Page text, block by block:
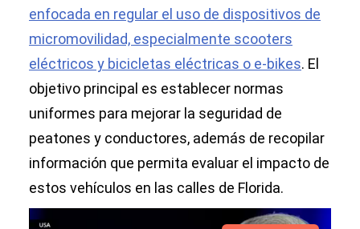
enfocada en regular el uso de dispositivos de
micromovilidad, especialmente scooters
eléctricos y bicicletas eléctricas o e-bikes. El
objetivo principal es establecer normas
uniformes para mejorar la seguridad de
peatones y conductores, además de recopilar
información que permita evaluar el impacto de
estos vehículos en las calles de Florida.